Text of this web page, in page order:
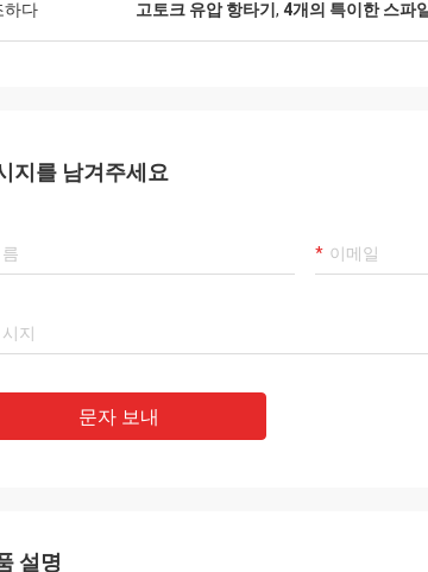
하다 고토크 유압 항타기 , 4개의 특이한 스파
지를 남겨주세요
문자 보내
설명